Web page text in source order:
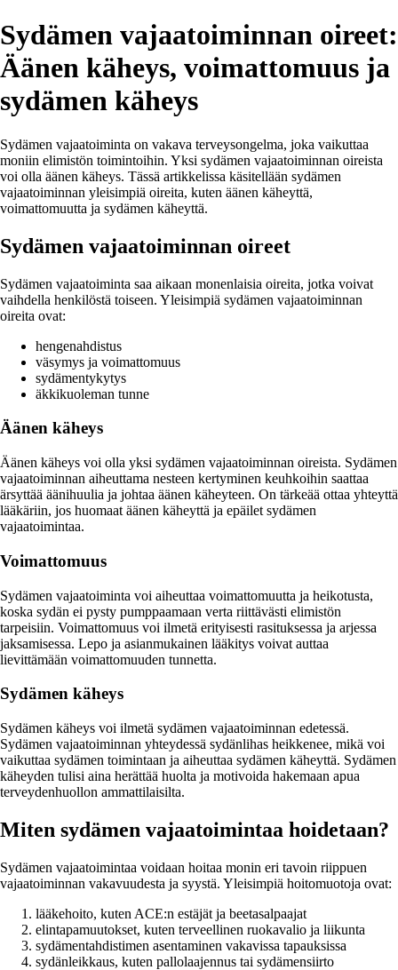
Sydämen vajaatoiminnan oireet:
Äänen käheys, voimattomuus ja
sydämen käheys
Sydämen vajaatoiminta on vakava terveysongelma, joka vaikuttaa
moniin elimistön toimintoihin. Yksi sydämen vajaatoiminnan oireista
voi olla äänen käheys. Tässä artikkelissa käsitellään sydämen
vajaatoiminnan yleisimpiä oireita, kuten äänen käheyttä,
voimattomuutta ja sydämen käheyttä.
Sydämen vajaatoiminnan oireet
Sydämen vajaatoiminta saa aikaan monenlaisia oireita, jotka voivat
vaihdella henkilöstä toiseen. Yleisimpiä sydämen vajaatoiminnan
oireita ovat:
hengenahdistus
väsymys ja voimattomuus
sydämentykytys
äkkikuoleman tunne
Äänen käheys
Äänen käheys voi olla yksi sydämen vajaatoiminnan oireista. Sydämen
vajaatoiminnan aiheuttama nesteen kertyminen keuhkoihin saattaa
ärsyttää äänihuulia ja johtaa äänen käheyteen. On tärkeää ottaa yhteyttä
lääkäriin, jos huomaat äänen käheyttä ja epäilet sydämen
vajaatoimintaa.
Voimattomuus
Sydämen vajaatoiminta voi aiheuttaa voimattomuutta ja heikotusta,
koska sydän ei pysty pumppaamaan verta riittävästi elimistön
tarpeisiin. Voimattomuus voi ilmetä erityisesti rasituksessa ja arjessa
jaksamisessa. Lepo ja asianmukainen lääkitys voivat auttaa
lievittämään voimattomuuden tunnetta.
Sydämen käheys
Sydämen käheys voi ilmetä sydämen vajaatoiminnan edetessä.
Sydämen vajaatoiminnan yhteydessä sydänlihas heikkenee, mikä voi
vaikuttaa sydämen toimintaan ja aiheuttaa sydämen käheyttä. Sydämen
käheyden tulisi aina herättää huolta ja motivoida hakemaan apua
terveydenhuollon ammattilaisilta.
Miten sydämen vajaatoimintaa hoidetaan?
Sydämen vajaatoimintaa voidaan hoitaa monin eri tavoin riippuen
vajaatoiminnan vakavuudesta ja syystä. Yleisimpiä hoitomuotoja ovat:
lääkehoito, kuten ACE:n estäjät ja beetasalpaajat
elintapamuutokset, kuten terveellinen ruokavalio ja liikunta
sydämentahdistimen asentaminen vakavissa tapauksissa
sydänleikkaus, kuten pallolaajennus tai sydämensiirto